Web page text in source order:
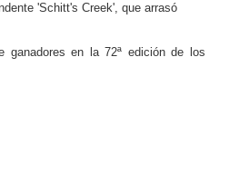
'Schitt's Creek', que arrasó
ganadores en la 72ª edición de los